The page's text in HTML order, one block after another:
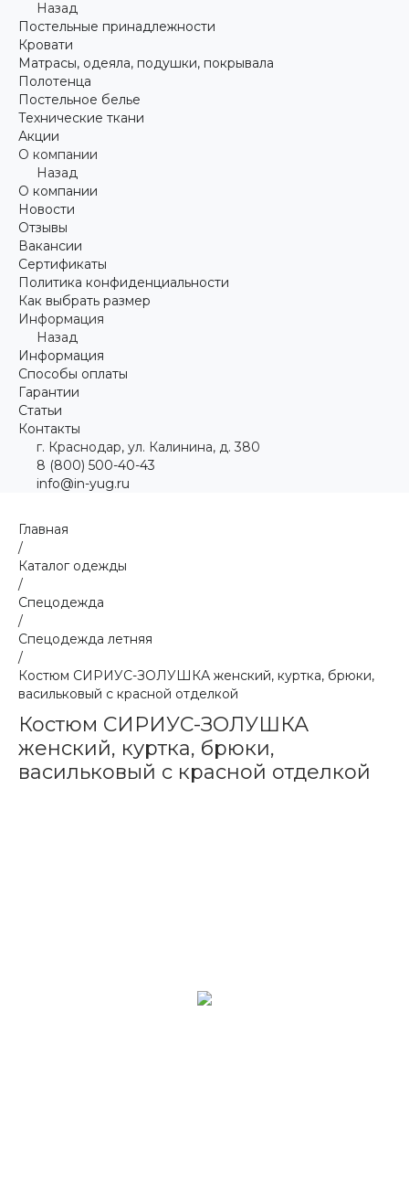
Назад
Постельные принадлежности
Кровати
Матрасы, одеяла, подушки, покрывала
Полотенца
Постельное белье
Технические ткани
Акции
О компании
Назад
О компании
Новости
Отзывы
Вакансии
Сертификаты
Политика конфиденциальности
Как выбрать размер
Информация
Назад
Информация
Способы оплаты
Гарантии
Статьи
Контакты
г. Краснодар, ул. Калинина, д. 380
8 (800) 500-40-43
info@in-yug.ru
Главная
/
Каталог одежды
/
Спецодежда
/
Спецодежда летняя
/
Костюм СИРИУС-ЗОЛУШКА женский, куртка, брюки,
васильковый с красной отделкой
Костюм СИРИУС-ЗОЛУШКА
женский, куртка, брюки,
васильковый с красной отделкой